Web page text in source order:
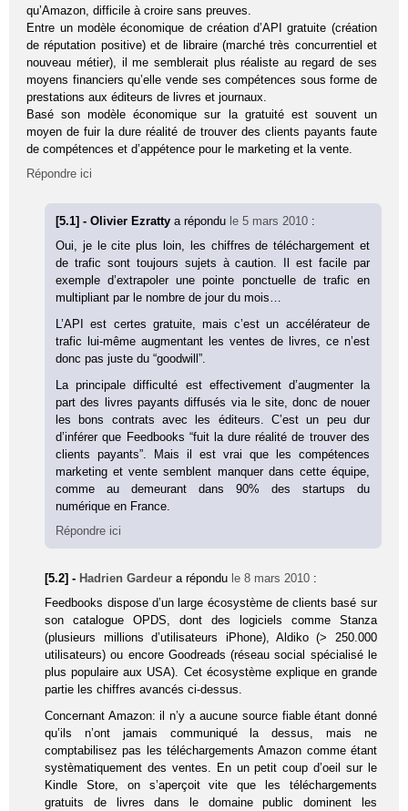
qu’Amazon, difficile à croire sans preuves.
Entre un modèle économique de création d’API gratuite (création
de réputation positive) et de libraire (marché très concurrentiel et
nouveau métier), il me semblerait plus réaliste au regard de ses
moyens financiers qu’elle vende ses compétences sous forme de
prestations aux éditeurs de livres et journaux.
Basé son modèle économique sur la gratuité est souvent un
moyen de fuir la dure réalité de trouver des clients payants faute
de compétences et d’appétence pour le marketing et la vente.
Répondre ici
[5.1] - Olivier Ezrattya répondu le 5 mars 2010 :
Oui, je le cite plus loin, les chiffres de téléchargement et
de trafic sont toujours sujets à caution. Il est facile par
exemple d’extrapoler une pointe ponctuelle de trafic en
multipliant par le nombre de jour du mois…
L’API est certes gratuite, mais c’est un accélérateur de
trafic lui-même augmentant les ventes de livres, ce n’est
donc pas juste du “goodwill”.
La principale difficulté est effectivement d’augmenter la
part des livres payants diffusés via le site, donc de nouer
les bons contrats avec les éditeurs. C’est un peu dur
d’inférer que Feedbooks “fuit la dure réalité de trouver des
clients payants”. Mais il est vrai que les compétences
marketing et vente semblent manquer dans cette équipe,
comme au demeurant dans 90% des startups du
numérique en France.
Répondre ici
[5.2] - Hadrien Gardeur a répondu le 8 mars 2010 :
Feedbooks dispose d’un large écosystème de clients basé sur
son catalogue OPDS, dont des logiciels comme Stanza
(plusieurs millions d’utilisateurs iPhone), Aldiko (> 250.000
utilisateurs) ou encore Goodreads (réseau social spécialisé le
plus populaire aux USA). Cet écosystème explique en grande
partie les chiffres avancés ci-dessus.
Concernant Amazon: il n’y a aucune source fiable étant donné
qu’ils n’ont jamais communiqué la dessus, mais ne
comptabilisez pas les téléchargements Amazon comme étant
systèmatiquement des ventes. En un petit coup d’oeil sur le
Kindle Store, on s’aperçoit vite que les téléchargements
gratuits de livres dans le domaine public dominent les